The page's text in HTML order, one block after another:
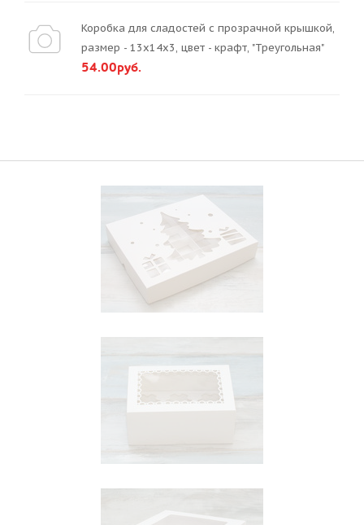
Коробка для сладостей с прозрачной крышкой,
размер - 13х14х3, цвет - крафт, "Треугольная"
54.00руб.